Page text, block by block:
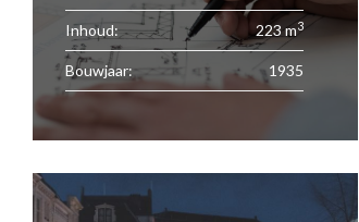
Inhoud: 223 m3
Bouwjaar: 1935